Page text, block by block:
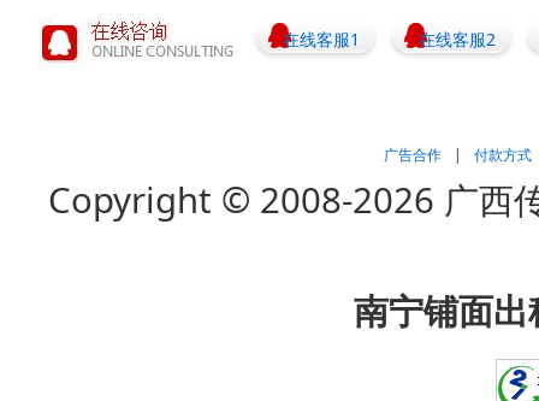
在线客服1 在线客服2
广告合作 | 付款方式
Copyright © 2008-2026 广西
南宁铺面出